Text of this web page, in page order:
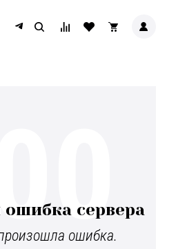
ошибка сервера
ошибка.